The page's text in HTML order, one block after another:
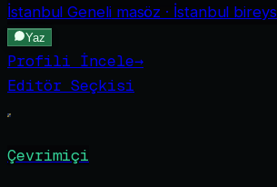
İstanbul Genelimasöz · İstanbul
Yaz
Profili İncele→
Editör Seçkisi
Çevrimiçi